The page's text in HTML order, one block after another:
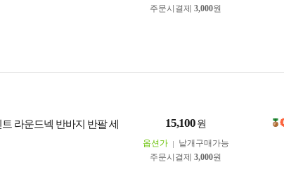
주문시결제 3,000원
라운드넥 반바지 반팔 세
15,100 원
옵션가
낱개구매가능
주문시결제 3,000원